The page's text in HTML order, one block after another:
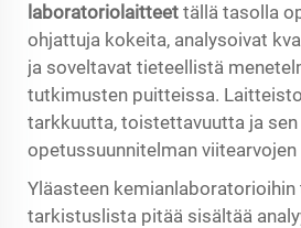
laboratoriolaitteet tällä tasolla
ohjattuja kokeita, analysoivat
ja soveltavat tieteellistä
tutkimusten puitteissa.
tarkkuutta, toistettavuutta ja
opetussuunnitelman viitearvojen
Yläasteen
tarkistuslista pitää sisältää